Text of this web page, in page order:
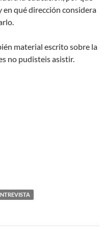
en qué dirección considera
material escrito sobre la
no pudisteis asistir.